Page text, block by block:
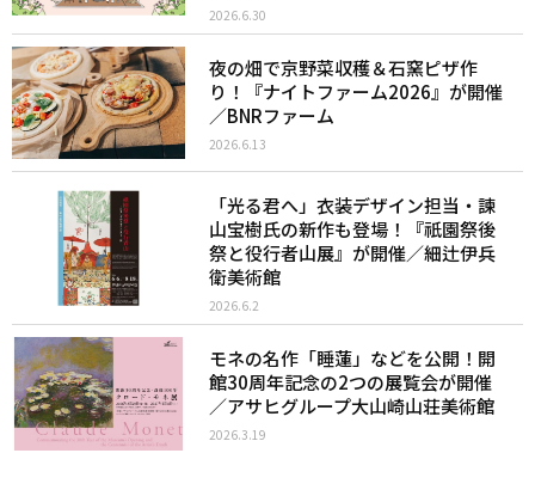
2026.6.30
夜の畑で京野菜収穫＆石窯ピザ作
り！『ナイトファーム2026』が開催
／BNRファーム
2026.6.13
「光る君へ」衣装デザイン担当・諫
山宝樹氏の新作も登場！『祇園祭後
祭と役行者山展』が開催／細辻伊兵
衛美術館
2026.6.2
モネの名作「睡蓮」などを公開！開
館30周年記念の2つの展覧会が開催
／アサヒグループ大山崎山荘美術館
2026.3.19